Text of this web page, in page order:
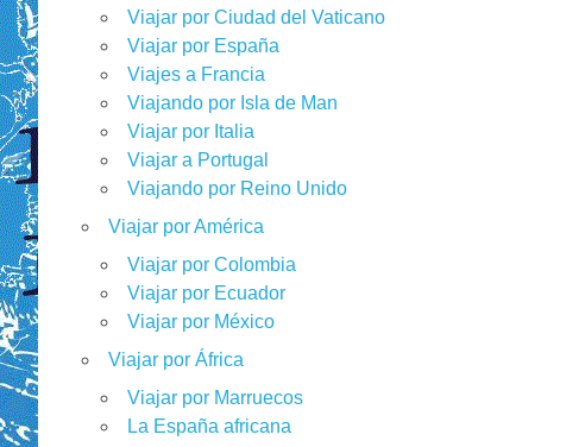
Viajar por Ciudad del Vaticano
Viajar por España
Viajes a Francia
Viajando por Isla de Man
Viajar por Italia
Viajar a Portugal
Viajando por Reino Unido
Viajar por América
Viajar por Colombia
Viajar por Ecuador
Viajar por México
Viajar por África
Viajar por Marruecos
La España africana